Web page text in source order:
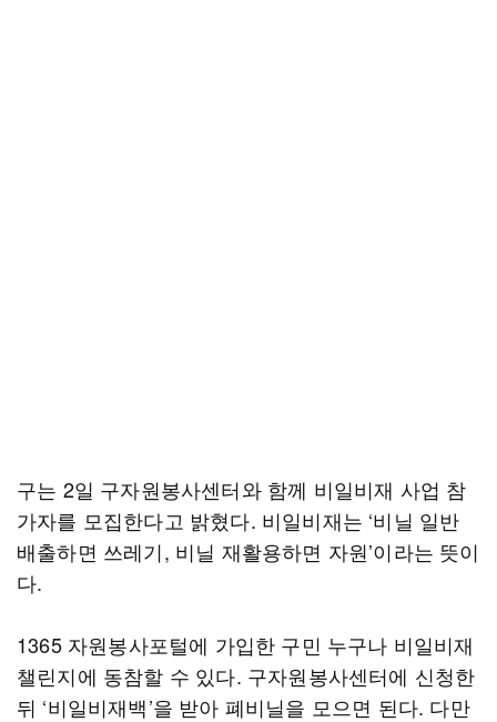
구는 2일 구자원봉사센터와 함께 비일비재 사업 참
가자를 모집한다고 밝혔다. 비일비재는 ‘비닐 일반
배출하면 쓰레기, 비닐 재활용하면 자원’이라는 뜻이
다.
1365 자원봉사포털에 가입한 구민 누구나 비일비재
챌린지에 동참할 수 있다. 구자원봉사센터에 신청한
뒤 ‘비일비재백’을 받아 폐비닐을 모으면 된다. 다만